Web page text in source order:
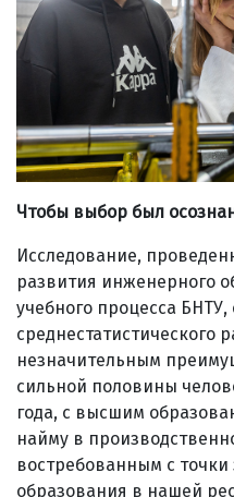
Чтобы выбор был
Исследование,
развития инженерного
учебного процесса
среднестатистического
незначительным
сильной половины
года, с высшим
найму в
востребованным с
образования в нашей